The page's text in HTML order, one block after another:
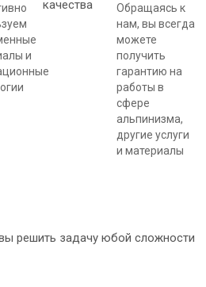
и
Обращаясь к
нам, вы всегда
можете
получить
гарантию на
работы в
сфере
альпинизма,
другие услуги
и материалы
решить задачу юбой сложности